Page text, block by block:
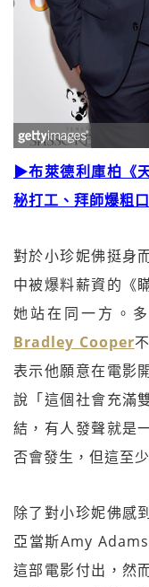
▶布萊德利庫柏《
秘打工、拜師爆粗
對於小珍妮佛挺身
中被爆料薪資的《
她站在同一方。
Bradley Cooper
表示他願意在電影
說「這個社會充滿
結，有人發聲就是
否會發生，但這至
除了對小珍妮佛感
亞當斯Amy
這部電影付出，然